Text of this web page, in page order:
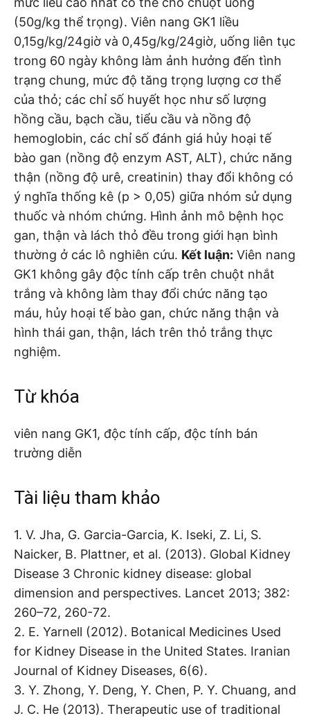
(50g/kg thể trọng). Viên nang GK1 liều
0,15g/kg/24giờ và 0,45g/kg/24giờ, uống liên tục
trong 60 ngày không làm ảnh hưởng đến tình
trạng chung, mức độ tăng trọng lượng cơ thể
của thỏ; các chỉ số huyết học như số lượng
hồng cầu, bạch cầu, tiểu cầu và nồng độ
hemoglobin, các chỉ số đánh giá hủy hoại tế
bào gan (nồng độ enzym AST, ALT), chức năng
thận (nồng độ urê, creatinin) thay đổi không có
ý nghĩa thống kê (p > 0,05) giữa nhóm sử dụng
thuốc và nhóm chứng. Hình ảnh mô bệnh học
gan, thận và lách thỏ đều trong giới hạn bình
thường ở các lô nghiên cứu. Kết luận: Viên nang
GK1 không gây độc tính cấp trên chuột nhắt
trắng và không làm thay đổi chức năng tạo
máu, hủy hoại tế bào gan, chức năng thận và
hình thái gan, thận, lách trên thỏ trắng thực
nghiệm.
Từ khóa
viên nang GK1, độc tính cấp, độc tính bán
trường diễn
Tài liệu tham khảo
1. V. Jha, G. Garcia-Garcia, K. Iseki, Z. Li, S.
Naicker, B. Plattner, et al. (2013). Global Kidney
Disease 3 Chronic kidney disease: global
dimension and perspectives. Lancet 2013; 382:
260–72, 260-72.
2. E. Yarnell (2012). Botanical Medicines Used
for Kidney Disease in the United States. Iranian
Journal of Kidney Diseases, 6(6).
3. Y. Zhong, Y. Deng, Y. Chen, P. Y. Chuang, and
J. C. He (2013). Therapeutic use of traditional